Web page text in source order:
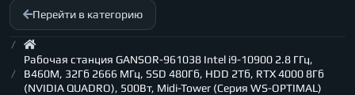
Перейти в категорию
Рабочая станция GANSOR-961038 Intel i9-10900 2.8 ГГц,
B460M, 32Гб 2666 МГц, SSD 480Гб, HDD 2Тб, RTX 4000 8Гб
(NVIDIA QUADRO), 500Вт, Midi-Tower (Серия WS-OPTIMAL)